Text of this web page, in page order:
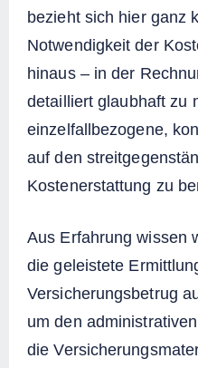
bezieht sich hier ganz
Notwendigkeit der
hinaus – in der
detailliert glaubhaft zu
einzelfallbezogene,
auf den
Kostenerstattung zu
Aus Erfahrung wissen
die geleistete
Versicherungsbetrug
um den
die